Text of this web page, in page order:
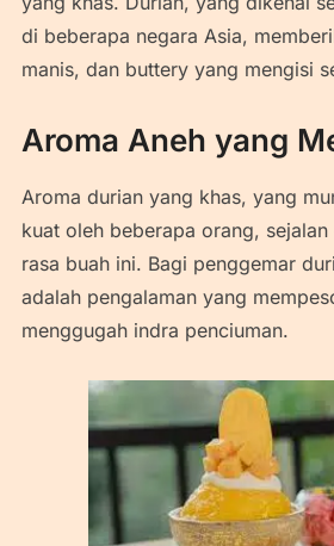
di beberapa negara Asia,
manis, dan buttery yang mengisi
Aroma Aneh yang
Aroma durian yang khas, yang
kuat oleh beberapa orang,
rasa buah ini. Bagi penggemar
adalah pengalaman yang
menggugah indra penciuman.